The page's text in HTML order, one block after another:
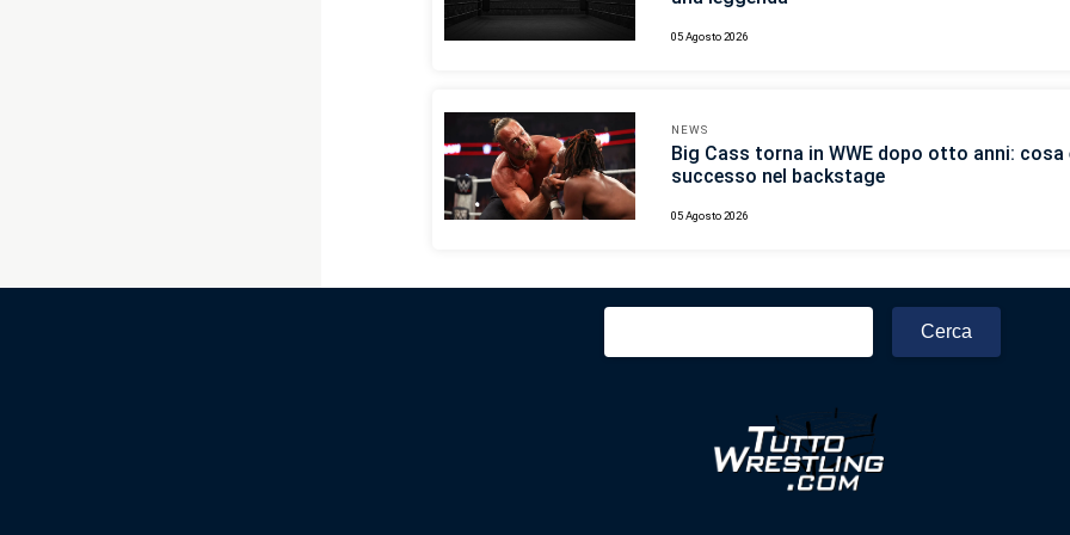
05 Agosto 2026
NEWS
Big Cass torna in WWE dopo otto anni: cosa
successo nel backstage
05 Agosto 2026
Ricerca